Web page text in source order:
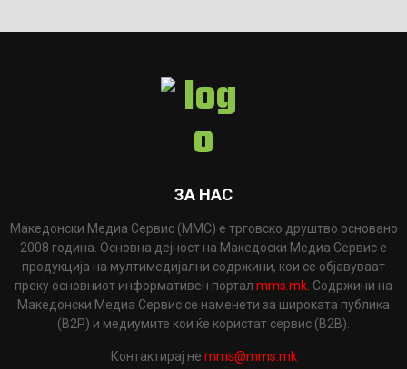
ЗА НАС
Македонски Медиа Сервис (ММС) е трговско друштво основано
2008 година. Основна дејност на Македоски Медиа Сервис е
продукција на мултимедијални содржини, кои се објавуваат
преку основниот информативен портал mms.mk . Содржини на
Македонски Медиа Сервис се наменети за широката публика
(B2P) и медиумите кои ќе користат сервис (B2B).
Контактирај не mms@mms.mk